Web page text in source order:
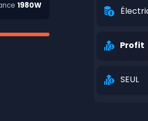
1980W
Profit
SEUL